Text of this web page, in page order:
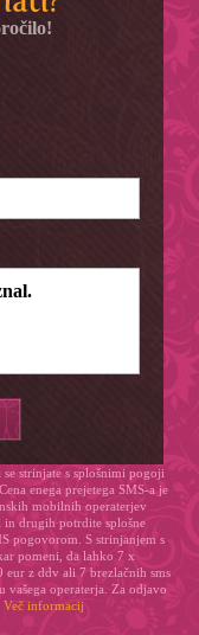
strinjate s splošnimi pogoji
enega prejetega SMS-a je
mobilnih operaterjev
drugih potrdite splošne
pogovorom. S strinjanjem s
pomeni, da lahko 7 x
eur z ddv ali 7 brezlačnih sms
vašega operaterja. Za odjavo
Več informacij